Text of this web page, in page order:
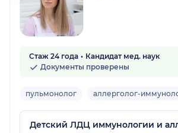
Стаж 24 года
Кандидат мед. наук
Документы проверены
пульмонолог аллерголог-
Детский ЛДЦ иммунологии и